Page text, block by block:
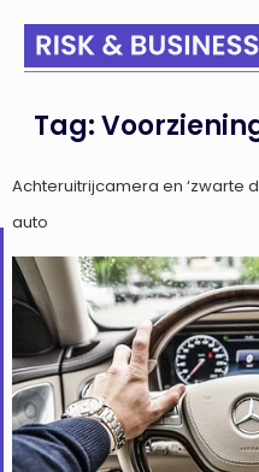
Tag:
Achteruitrijcamera en ‘zwarte
auto